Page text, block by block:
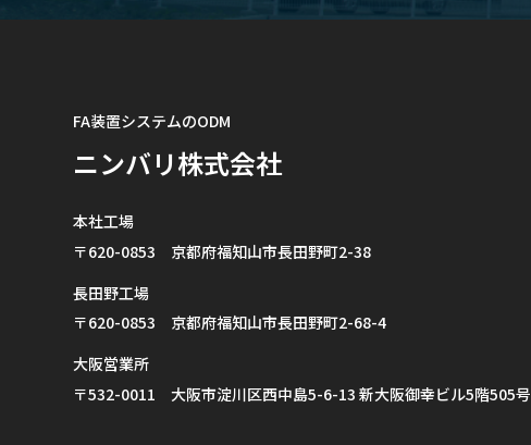
FA装置システムのODM
ニンバリ株式会社
本社工場
〒620-0853 京都府福知山市長田野町2-38
長田野工場
〒620-0853 京都府福知山市長田野町2-68-4
大阪営業所
〒532-0011 大阪市淀川区西中島5-6-13 新大阪御幸ビル5階505号